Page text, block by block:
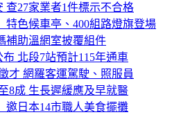
查27家業者1件標示不合格
特色候車亭、400組路燈旗登場
補助溫網室披覆組件
北段7站預計115年通車
才 網羅客運駕駛、照服員
8成 生長遲緩應及早就醫
邀日本14市職人美食擺攤